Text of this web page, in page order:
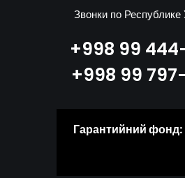
Звонки по Республике
+998 99
+998 99
Гарантийний фонд: